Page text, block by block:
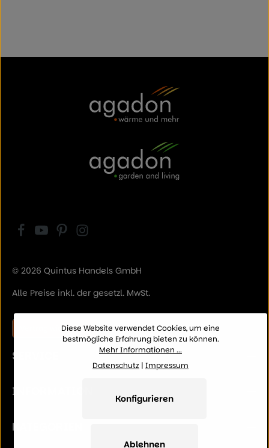
© 2026 Quintus Handels GmbH
Alle Preise inkl. der gesetzl. MwSt.
Vertrag widerrufen
SERVICE
INFORMATION
KATEGORIEN
Diese Website verwendet Cookies, um eine
bestmögliche Erfahrung bieten zu können.
Mehr Informationen ...
Datenschutz | Impressum
Ablehnen
Konfigurieren